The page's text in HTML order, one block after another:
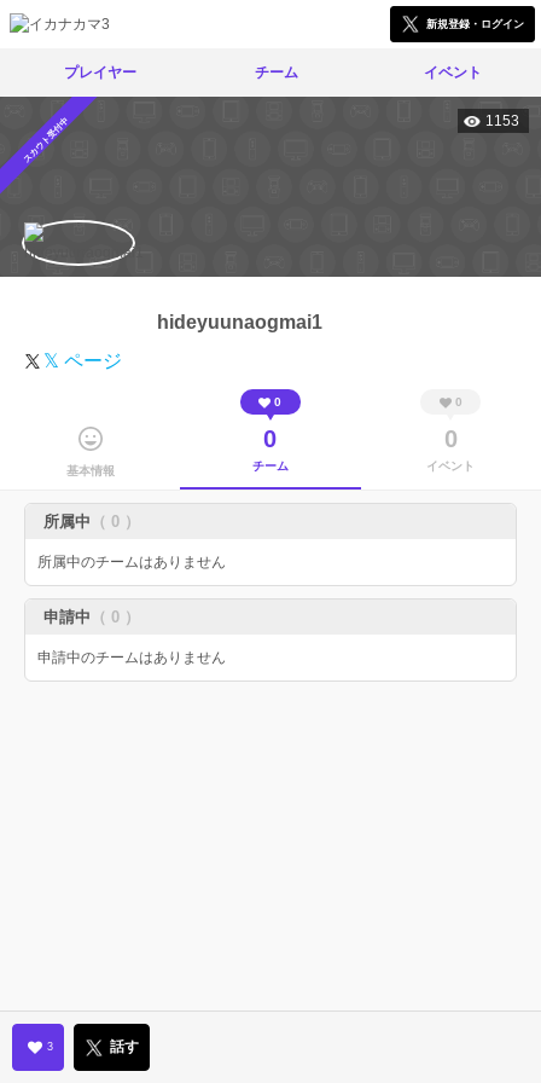
新規登録・ログイン
プレイヤー チーム イベント
スカウト受付中 1153
hideyuunaogmai1
𝕏 ページ
基本情報
0
0
チーム
0
0
イベント
所属中 （ 0 ）
所属中のチームはありません
申請中 （ 0 ）
申請中のチームはありません
3 話す